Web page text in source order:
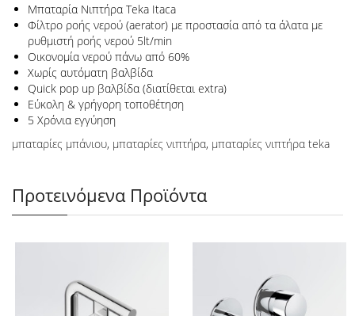
Μπαταρία Νιπτήρα Teka Itaca
Φίλτρο ροής νερού (aerator) με προστασία από τα άλατα με
ρυθμιστή ροής νερού 5lt/min
Οικονομία νερού πάνω από 60%
Χωρίς αυτόματη βαλβίδα
Quick pop up βαλβίδα (διατίθεται extra)
Εύκολη & γρήγορη τοποθέτηση
5 Χρόνια εγγύηση
μπαταρίες μπάνιου, μπαταρίες νιπτήρα, μπαταρίες νιπτήρα teka
Προτεινόμενα Προϊόντα